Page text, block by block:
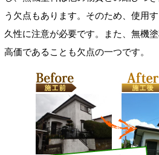
う欠点もあります。そのため、使用
久性に注意が必要です。また、無機
高価であることも欠点の一つです。